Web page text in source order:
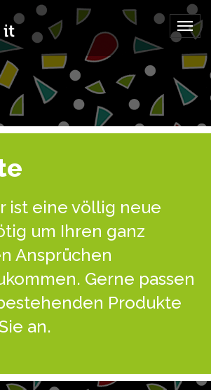
ist eine völlig neue
um Ihren ganz
Ansprüchen
Gerne passen
Produkte
an.